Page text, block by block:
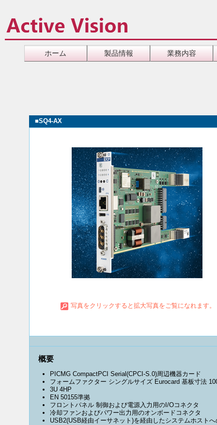
ホーム 製品情報 業務内容
■SQ4-AX
写真をクリックすると拡大写真をご覧になれます。
概要
PICMG CompactPCI Serial(CPCI-S.0)周辺機器カード
フォームファクター シングルサイズ Eurocard 基板寸法
3U 4HP
EN 50155準拠
フロントパネル 制御および電源入力用のI/Oコネクタ
冷却ファンおよびパワー出力用のオンボードコネクタ
USB2(USB経由イーサネット)を経由したシステムホスト